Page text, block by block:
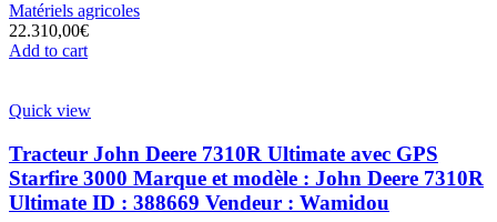
Matériels agricoles
22.310,00€
Add to cart
Quick view
Tracteur John Deere 7310R Ultimate avec GPS
Starfire 3000 Marque et modèle : John Deere 7310R
Ultimate ID : 388669 Vendeur : Wamidou